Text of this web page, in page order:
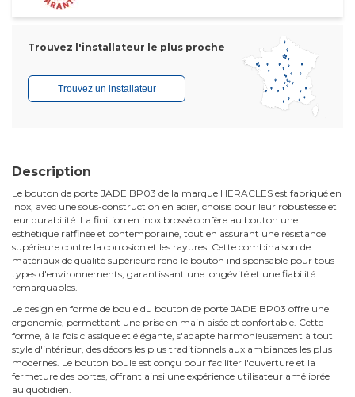
Trouvez l'installateur le plus proche
Trouvez un installateur
Description
Le bouton de porte JADE BP03 de la marque HERACLES est fabriqué en
inox, avec une sous-construction en acier, choisis pour leur robustesse et
leur durabilité. La finition en inox brossé confère au bouton une
esthétique raffinée et contemporaine, tout en assurant une résistance
supérieure contre la corrosion et les rayures. Cette combinaison de
matériaux de qualité supérieure rend le bouton indispensable pour tous
types d'environnements, garantissant une longévité et une fiabilité
remarquables.
Le design en forme de boule du bouton de porte JADE BP03 offre une
ergonomie, permettant une prise en main aisée et confortable. Cette
forme, à la fois classique et élégante, s'adapte harmonieusement à tout
style d'intérieur, des décors les plus traditionnels aux ambiances les plus
modernes. Le bouton boule est conçu pour faciliter l'ouverture et la
fermeture des portes, offrant ainsi une expérience utilisateur améliorée
au quotidien.